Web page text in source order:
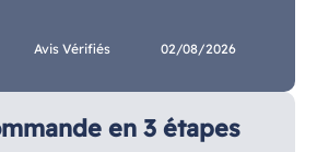
en 3 étapes
Avis Vérifiés 02/08/2026